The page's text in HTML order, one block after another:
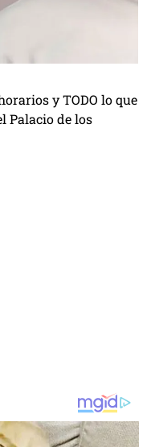
y TODO lo que
Palacio de los